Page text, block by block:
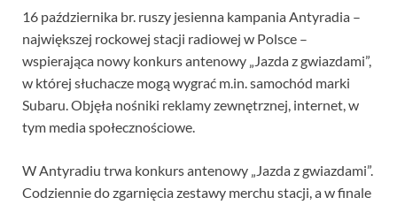
16 października br. ruszy jesienna kampania Antyradia –
największej rockowej stacji radiowej w Polsce –
wspierająca nowy konkurs antenowy „Jazda z gwiazdami”,
w której słuchacze mogą wygrać m.in. samochód marki
Subaru. Objęła nośniki reklamy zewnętrznej, internet, w
tym media społecznościowe.
W Antyradiu trwa konkurs antenowy „Jazda z gwiazdami”.
Codziennie do zgarnięcia zestawy merchu stacji, a w finale